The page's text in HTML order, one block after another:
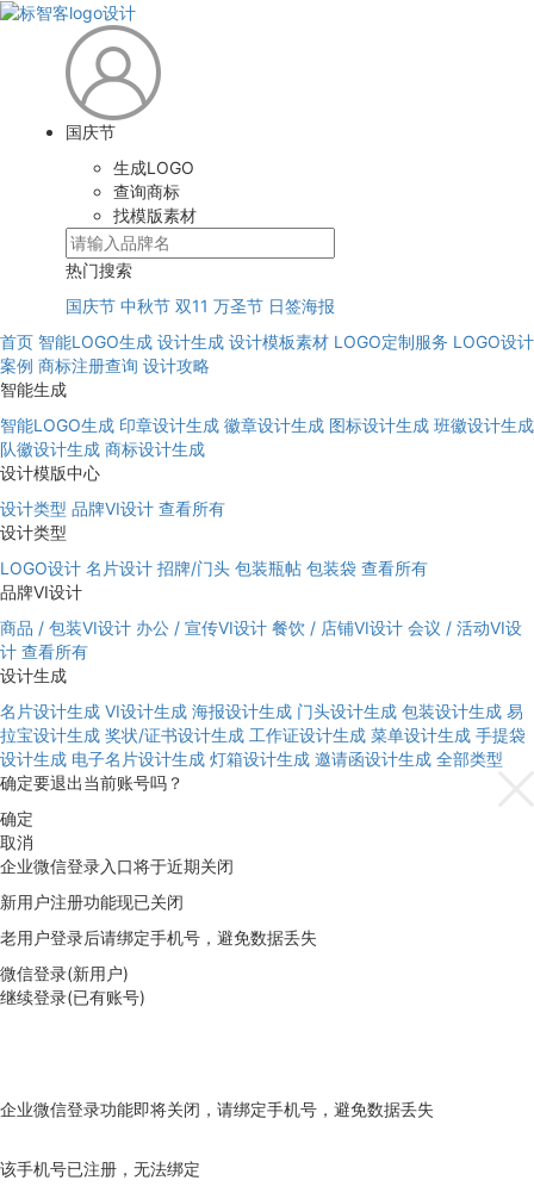
国庆节
生成LOGO
查询商标
找模版素材
热门搜索
国庆节 中秋节 双11 万圣节 日签海报
首页 智能LOGO生成 设计生成 设计模板素材 LOGO定制服务 LOGO设计
案例 商标注册查询 设计攻略
智能生成
智能LOGO生成 印章设计生成 徽章设计生成 图标设计生成 班徽设计生成
队徽设计生成 商标设计生成
设计模版中心
设计类型 品牌VI设计 查看所有
设计类型
LOGO设计 名片设计 招牌/门头 包装瓶帖 包装袋 查看所有
品牌VI设计
商品 / 包装VI设计 办公 / 宣传VI设计 餐饮 / 店铺VI设计 会议 / 活动VI设
计 查看所有
设计生成
名片设计生成 VI设计生成 海报设计生成 门头设计生成 包装设计生成 易
拉宝设计生成 奖状/证书设计生成 工作证设计生成 菜单设计生成 手提袋
设计生成 电子名片设计生成 灯箱设计生成 邀请函设计生成 全部类型
确定要退出当前账号吗？
确定
取消
企业微信登录入口将于近期关闭
新用户注册功能现已关闭
老用户登录后请绑定手机号，避免数据丢失
微信登录(新用户)
继续登录(已有账号)
企业微信登录功能即将关闭，请绑定手机号，避免数据丢失
该手机号已注册，无法绑定